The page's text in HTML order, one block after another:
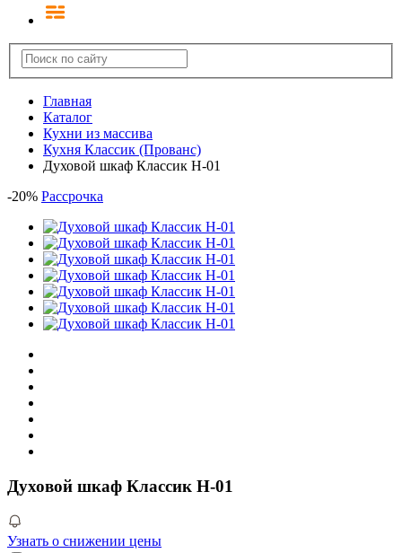
Главная
Каталог
Кухни из массива
Кухня Классик (Прованс)
Духовой шкаф Классик Н-01
-20% Рассрочка
Духовой шкаф Классик Н-01
Узнать о снижении цены